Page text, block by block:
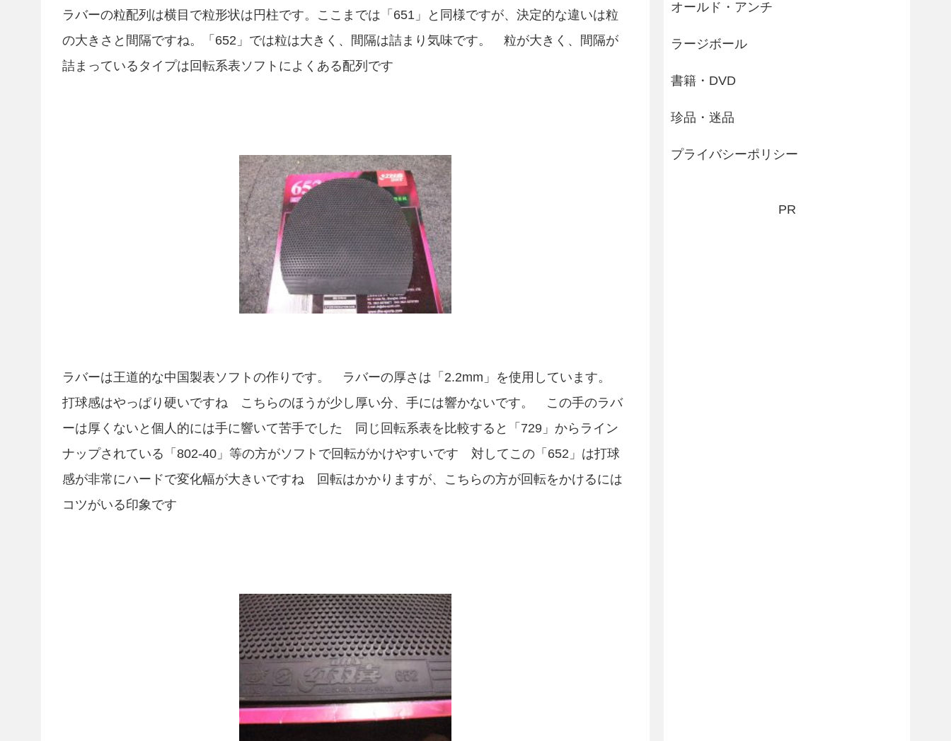
ラバーの粒配列は横目で粒形状は円柱です。ここまでは「651」と同様ですが、決定的な違いは粒
の大きさと間隔ですね。「652」では粒は大きく、間隔は詰まり気味です。 粒が大きく、間隔が
詰まっているタイプは回転系表ソフトによくある配列です
ラバーは王道的な中国製表ソフトの作りです。 ラバーの厚さは「2.2mm」を使用しています。
打球感はやっぱり硬いですね こちらのほうが少し厚い分、手には響かないです。 この手のラバ
ーは厚くないと個人的には手に響いて苦手でした 同じ回転系表を比較すると「729」からライン
ナップされている「802-40」等の方がソフトで回転がかけやすいです 対してこの「652」は打球
感が非常にハードで変化幅が大きいですね 回転はかかりますが、こちらの方が回転をかけるには
コツがいる印象です
オールド・アンチ
ラージボール
書籍・DVD
珍品・迷品
プライバシーポリシー
PR